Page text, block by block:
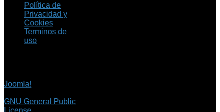
Política de
Privacidad y
Cookies
Terminos de
uso
Joomla!
GNU General Public
License.